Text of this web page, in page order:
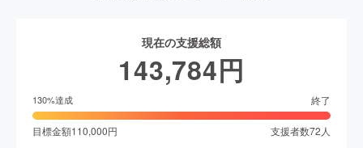
現在の支援総額
143,784円
130%達成 終了
目標金額110,000円 支援者数72 人